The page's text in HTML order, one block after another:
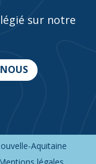
sur notre
Aquitaine